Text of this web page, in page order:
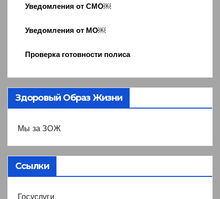
Уведомления от СМО￼
Уведомления от МО￼
Проверка готовности полиса
Здоровый Образ Жизни
Мы за ЗОЖ
Ссылки
Госуслуги